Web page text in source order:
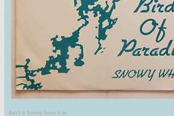
Ain't it funny how it is